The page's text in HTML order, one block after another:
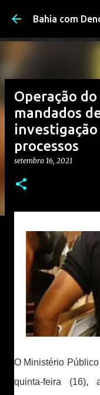
Pular
Bahia com
Operação
mandados
processos
setembro 16, 2021
O Ministério
quinta-feira (16),